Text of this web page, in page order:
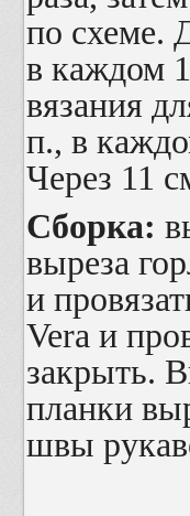
по схеме.
в каждом
вязания
п., в
Через 11
Сборка:
выреза
и
Vera и
закрыть.
планки
швы